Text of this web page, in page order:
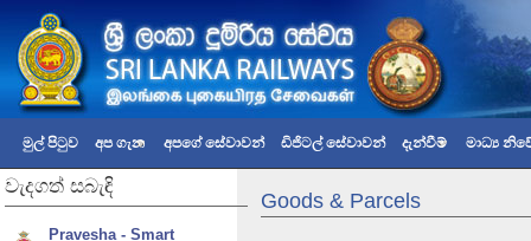
මුල් පිටුව අප ගැන අපගේ සේවාවන් ඩිජිටල් සේවාවන් දැන්වීම් මාධ්‍ය
Goods & Parcels
වැදගත් සබැඳි
Pravesha - Smart